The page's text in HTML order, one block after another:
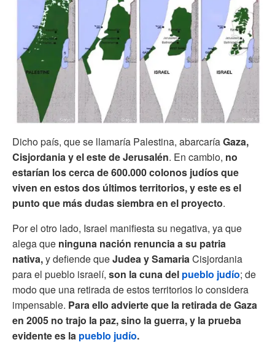
Dicho país, que se llamaría Palestina, abarcaríaGaza,
Cisjordania y el este de Jerusalén. En cambio, no
estarían los cerca de 600.000 colonos judíos que
viven en estos dos últimos territorios, y este es el
punto que más dudas siembra en el proyecto.
Por el otro lado, Israel manifiesta su negativa, ya que
alega que ninguna nación renuncia a su patria
nativa,y defiende queJudea y SamariaCisjordania
para el pueblo israelí, son la cuna del pueblo judío; de
modo que una retirada de estos territorios lo considera
impensable. Para ello advierte que la retirada de Gaza
en 2005 no trajo la paz, sino la guerra, y la prueba
evidente es la pueblo judío.